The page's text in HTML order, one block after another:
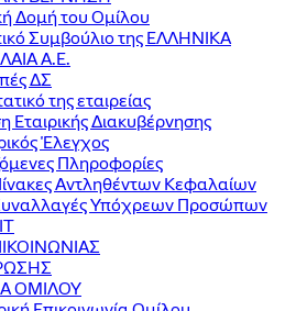
Δομή του Ομίλου
Συμβούλιο της ΕΛΛΗΝΙΚΑ
Α.Ε.
ΔΣ
της εταιρείας
Εταιρικής Διακυβέρνησης
Έλεγχος
Πληροφορίες
Αντληθέντων Κεφαλαίων
Υπόχρεων Προσώπων
ΟΜΙΛΟΥ